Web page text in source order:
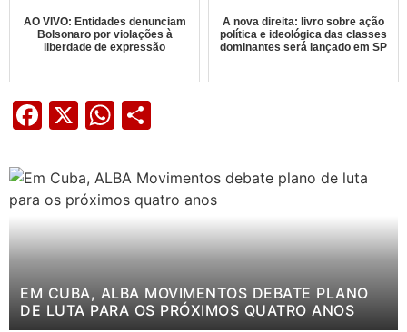
AO VIVO: Entidades denunciam
Bolsonaro por violações à
liberdade de expressão
A nova direita: livro sobre ação
política e ideológica das classes
dominantes será lançado em SP
Facebook
X WhatsApp
EM CUBA, ALBA MOVIMENTOS DEBATE PLANO
DE LUTA PARA OS PRÓXIMOS QUATRO ANOS